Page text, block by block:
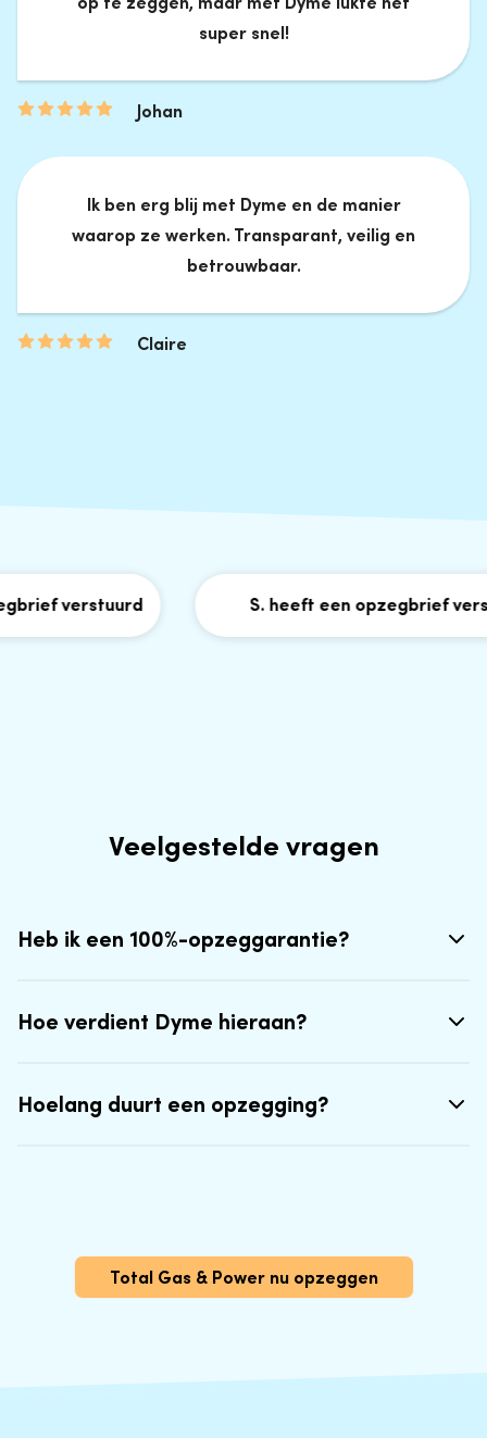
super snel!
Johan
Ik ben erg blij met Dyme en de manier
waarop ze werken. Transparant, veilig en
betrouwbaar.
Claire
verstuurd S. heeft een opzegbrief
Veelgestelde vragen
Heb ik een 100%-opzeggarantie?
Hoe verdient Dyme hieraan?
Hoelang duurt een opzegging?
Total Gas & Power nu opzeggen